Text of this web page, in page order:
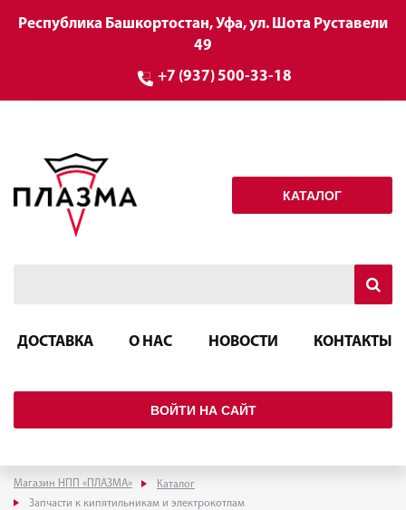
Республика Башкортостан, Уфа, ул. Шота Руставели
49
+7 (937) 500-33-18
КАТАЛОГ
ДОСТАВКА О НАС НОВОСТИ КОНТАКТЫ
ВОЙТИ НА САЙТ
Магазин НПП «ПЛАЗМА»
Каталог
Запчасти к кипятильникам и электрокотлам